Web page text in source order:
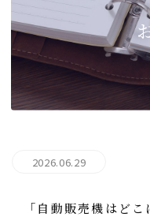
2026.06.29
「自動販売機はど